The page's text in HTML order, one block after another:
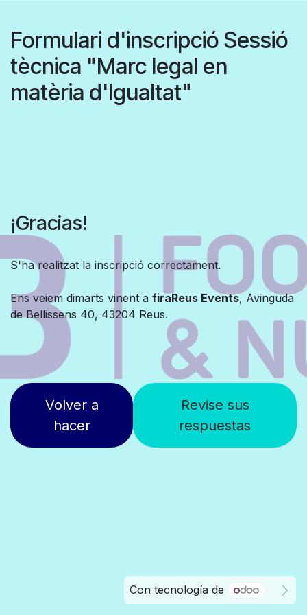
Formulari d'inscripció Sessió
tècnica "Marc legal en
matèria d'Igualtat"
¡Gracias!
S'ha realitzat la inscripció correctament.
Ens veiem dimarts vinent a firaReus Events, Avinguda
de Bellissens 40, 43204 Reus.
Volver a
hacer
Revise sus
respuestas
Con tecnología de